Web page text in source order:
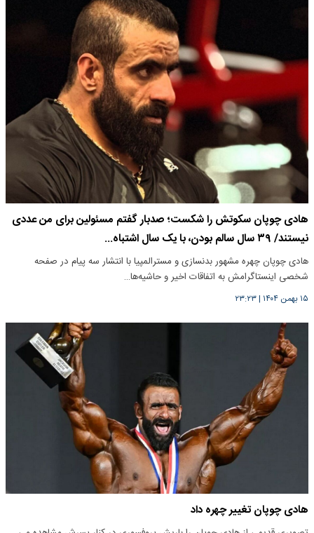
هادی چوپان سکوتش را شکست؛ صدبار گفتم مسئولین برای من عددی
نیستند/ ۳۹ سال سالم بودن، با یک سال اشتباه...
هادی چوپان چهره مشهور بدنسازی و مسترالمپیا با انتشار سه پیام در صفحه
شخصی اینستاگرامش به اتفاقات اخیر و حاشیه‌ها…
۱۵ بهمن ۱۴۰۴ |۲۳:۲۳
هادی چوپان تغییر چهره داد